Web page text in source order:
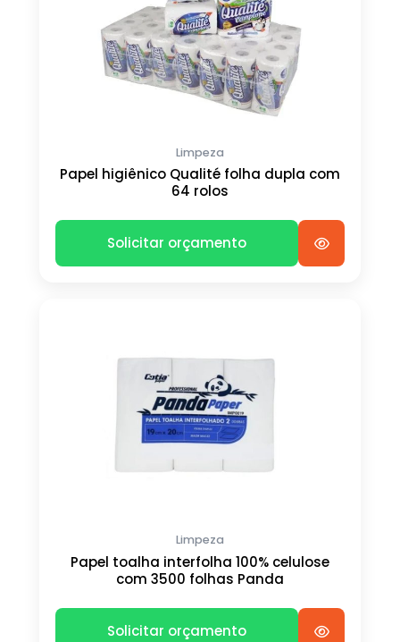
Limpeza
Papel higiênico Qualité folha dupla com
64 rolos
Solicitar orçamento
Limpeza
Papel toalha interfolha 100% celulose
com 3500 folhas Panda
Solicitar orçamento